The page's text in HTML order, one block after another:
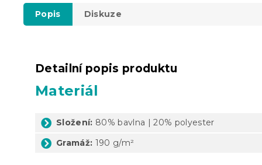
Popis Diskuze
Detailní popis produktu
Materiál
Složení: 80% bavlna | 20% polyester
Gramáž: 190 g/m²